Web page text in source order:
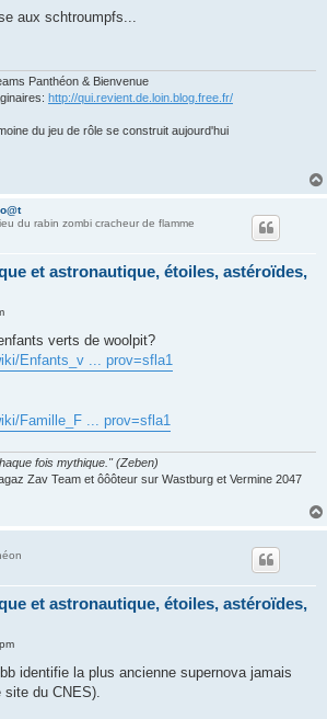
aux schtroumpfs...
Panthéon & Bienvenue
http://qui.revient.de.loin.blog.free.fr/
du jeu de rôle se construit aujourd'hui
du rabin zombi cracheur de flamme
et astronautique, étoiles, astéroïdes,
verts de woolpit?
Enfants_v ... prov=sfla1
Famille_F ... prov=sfla1
fois mythique." (Zeben)
Zav Team et ôôôteur sur Wastburg et Vermine 2047
et astronautique, étoiles, astéroïdes,
identifie la plus ancienne supernova jamais
site du CNES).